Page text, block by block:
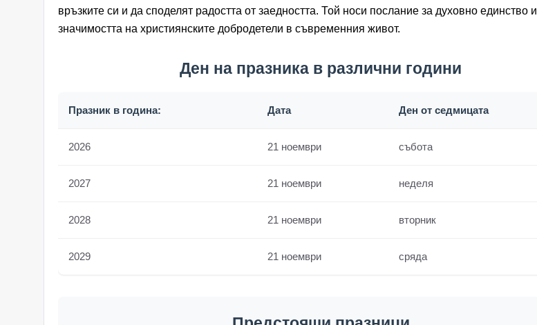
връзките си и да споделят радостта от заедността. Той носи послание за духовно единство и
значимостта на християнските добродетели в съвременния живот.
Ден на празника в различни години
Празник в година: Дата Ден от седмицата
2026 21 ноември събота
2027 21 ноември неделя
2028 21 ноември вторник
2029 21 ноември сряда